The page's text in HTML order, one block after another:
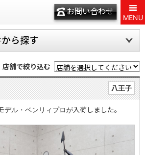
お問い合わせ
MENU
ら探す
店舗で絞り込む
八王子
デル・ベンリィプロが入荷しました。